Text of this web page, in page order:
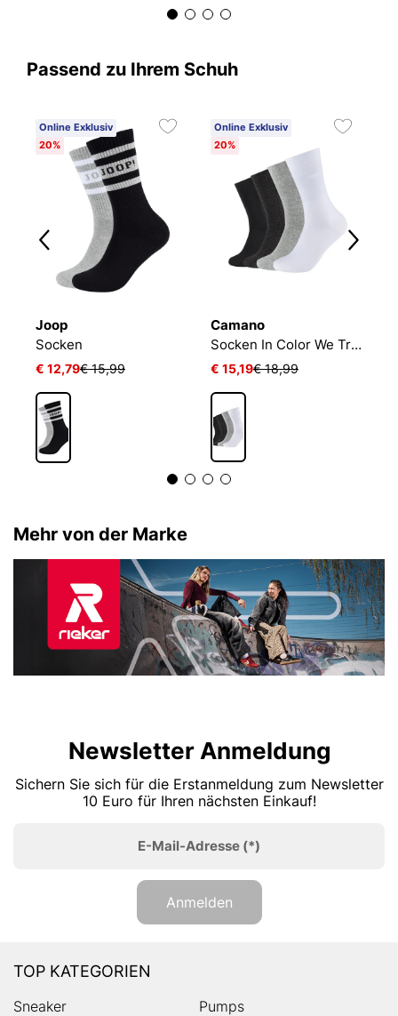
Passend zu Ihrem Schuh
Online Exklusiv
20%
Joop
Socken
€ 12,79€ 15,99
Online Exklusiv
20%
Camano
Socken In Color We Trust
€ 15,19€ 18,99
Mehr von der Marke
Newsletter Anmeldung
Sichern Sie sich für die Erstanmeldung zum Newsletter
10 Euro für Ihren nächsten Einkauf!
E-Mail-Adresse (*)
Anmelden
TOP KATEGORIEN
Sneaker
Pumps